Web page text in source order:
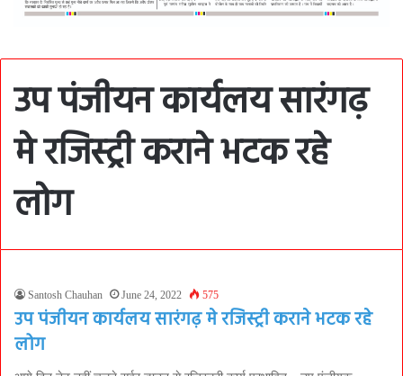
उप पंजीयन कार्यलय सारंगढ़
मे रजिस्ट्री कराने भटक रहे
लोग
Santosh Chauhan June 24, 2022 575
उप पंजीयन कार्यलय सारंगढ़ मे रजिस्ट्री कराने भटक रहे
लोग